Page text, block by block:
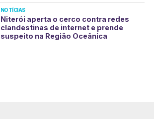
NOTÍCIAS
Niterói aperta o cerco contra redes
clandestinas de internet e prende
suspeito na Região Oceânica